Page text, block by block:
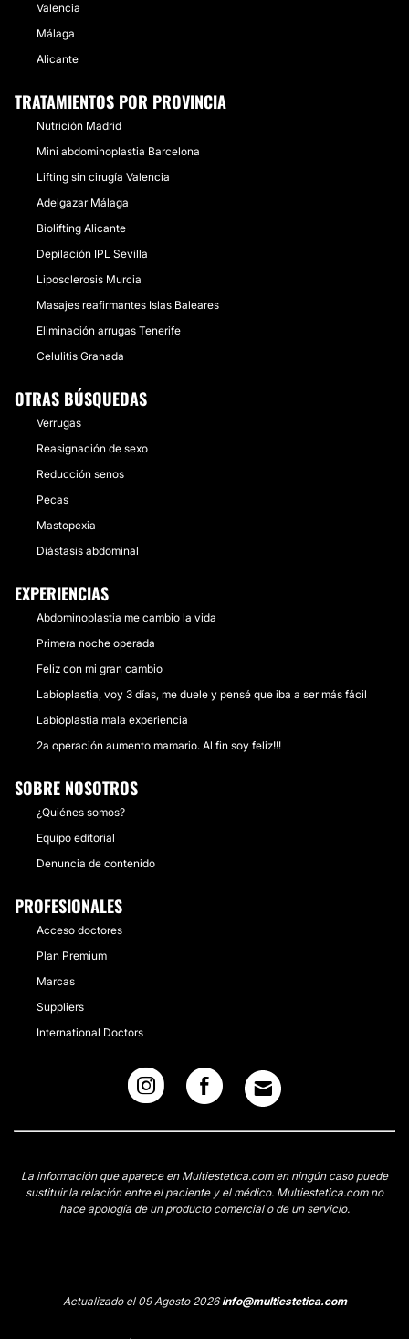
Valencia
Málaga
Alicante
TRATAMIENTOS POR PROVINCIA
Nutrición Madrid
Mini abdominoplastia Barcelona
Lifting sin cirugía Valencia
Adelgazar Málaga
Biolifting Alicante
Depilación IPL Sevilla
Liposclerosis Murcia
Masajes reafirmantes Islas Baleares
Eliminación arrugas Tenerife
Celulitis Granada
OTRAS BÚSQUEDAS
Verrugas
Reasignación de sexo
Reducción senos
Pecas
Mastopexia
Diástasis abdominal
EXPERIENCIAS
Abdominoplastia me cambio la vida
Primera noche operada
Feliz con mi gran cambio
Labioplastia, voy 3 días, me duele y pensé que iba a ser más fácil
Labioplastia mala experiencia
2a operación aumento mamario. Al fin soy feliz!!!
SOBRE NOSOTROS
¿Quiénes somos?
Equipo editorial
Denuncia de contenido
PROFESIONALES
Acceso doctores
Plan Premium
Marcas
Suppliers
International Doctors
La información que aparece en Multiestetica.com en ningún caso puede
sustituir la relación entre el paciente y el médico. Multiestetica.com no
hace apología de un producto comercial o de un servicio.
Actualizado el 09 Agosto 2026info@multiestetica.com